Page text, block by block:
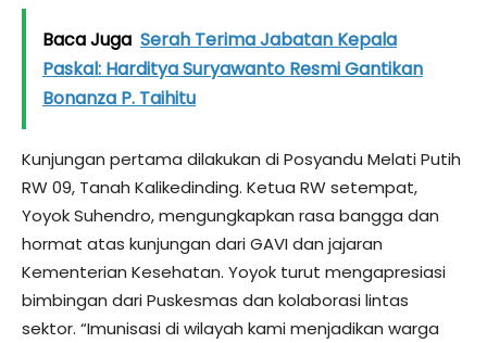
Baca Juga Serah Terima Jabatan Kepala
Paskal: Harditya Suryawanto Resmi Gantikan
Bonanza P. Taihitu
Kunjungan pertama dilakukan di Posyandu Melati Putih
RW 09, Tanah Kalikedinding. Ketua RW setempat,
Yoyok Suhendro, mengungkapkan rasa bangga dan
hormat atas kunjungan dari GAVI dan jajaran
Kementerian Kesehatan. Yoyok turut mengapresiasi
bimbingan dari Puskesmas dan kolaborasi lintas
sektor. “Imunisasi di wilayah kami menjadikan warga